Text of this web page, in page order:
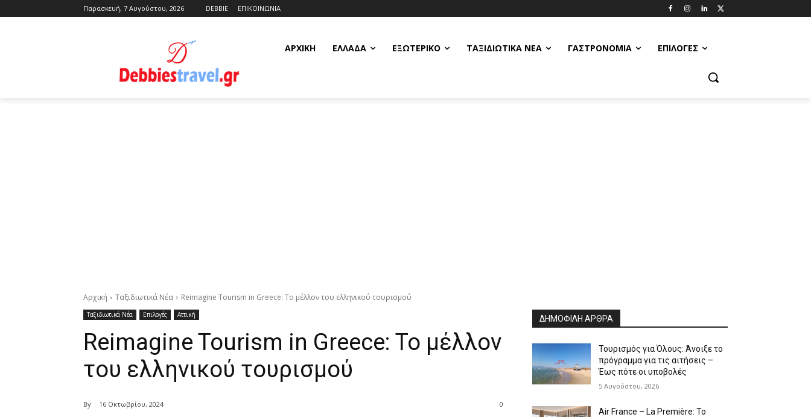
Παρασκευή, 7 Αυγούστου, 2026 DEBBIE ΕΠΙΚΟΙΝΩΝΙΑ
ΑΡΧΙΚΗ ΕΛΛΆΔΑ ΕΞΩΤΕΡΙΚΌ ΤΑΞΙΔΙΩΤΙΚΆ ΝΈΑ ΓΑΣΤΡΟΝΟΜΊΑ ΕΠΙΛΟΓΈΣ
Αρχική Ταξιδιωτικά Νέα Reimagine Tourism in Greece: Το μέλλον του ελληνικού τουρισμού
Ταξιδιωτικά Νέα Επιλογές Αττική
Reimagine Tourism in Greece: Το μέλλον
του ελληνικού τουρισμού
By 16 Οκτωβρίου, 2024 0
ΔΗΜΟΦΙΛΗ ΑΡΘΡΑ
Τουρισμός για Όλους: Άνοιξε το
πρόγραμμα για τις αιτήσεις –
Έως πότε οι υποβολές
5 Αυγούστου, 2026
Air France – La Première: Το